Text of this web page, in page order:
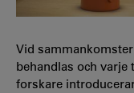
Vid
behandlas och
forskare